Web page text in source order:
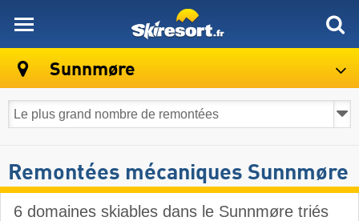
Sunnmøre
Remontées mécaniques Sunnmøre
​ 6 domaines skiables dans le Sunnmøre triés